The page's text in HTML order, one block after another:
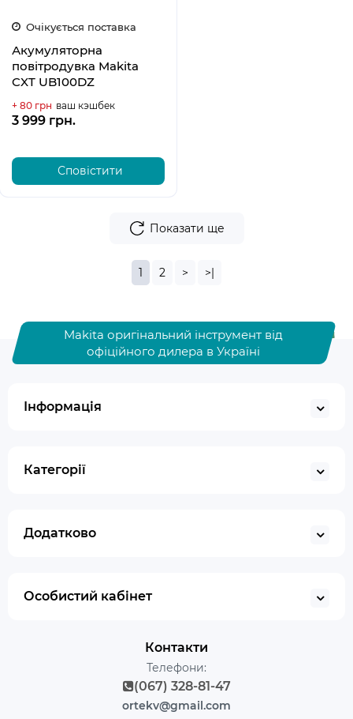
Очікується поставка
Акумуляторна
повітродувка Makita
CXT UB100DZ
+ 80 грн ваш кэшбек
3 999 грн.
Сповістити
Показати ще
1 2 > >|
Makita оригінальний інструмент від
офіційного дилера в Україні
Інформація
Категорії
Додатково
Особистий кабінет
Контакти
Телефони:
(067) 328-81-47
ortekv@gmail.com